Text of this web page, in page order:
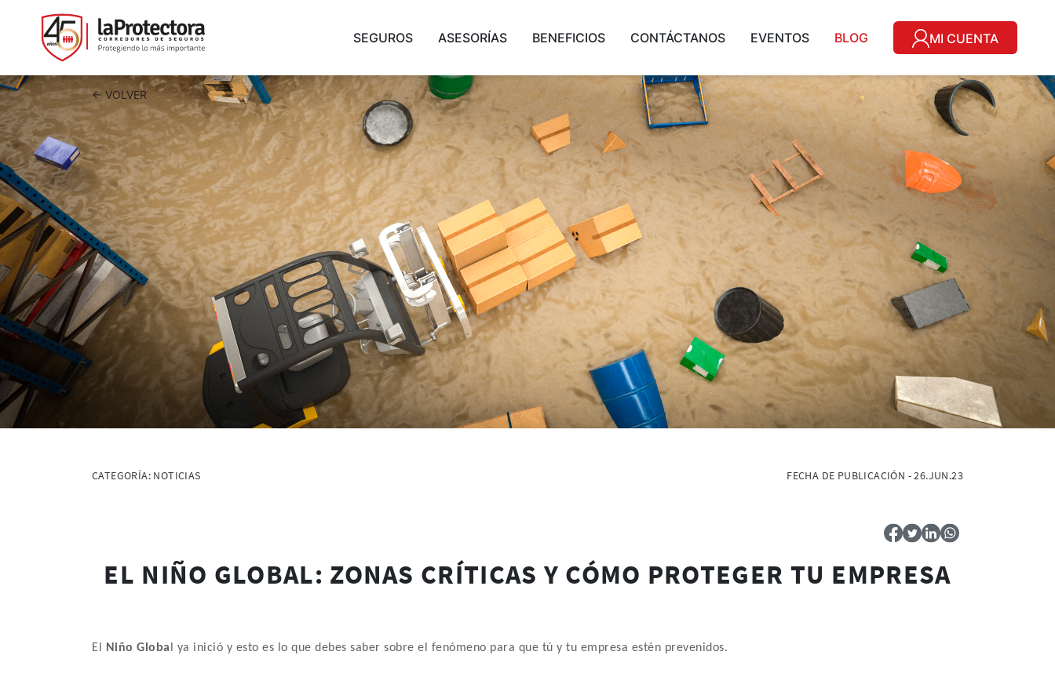
SEGUROS ASESORÍAS BENEFICIOS CONTÁCTANOS EVENTOS BLOG MI CUENTA
← VOLVER
CATEGORÍA: NOTICIAS FECHA DE PUBLICACIÓN - 26.JUN.23
EL NIÑO GLOBAL: ZONAS CRÍTICAS Y CÓMO PROTEGER TU EMPRESA
El Niño Globa l ya inició y esto es lo que debes saber sobre el fenómeno para que tú y tu empresa estén prevenidos.